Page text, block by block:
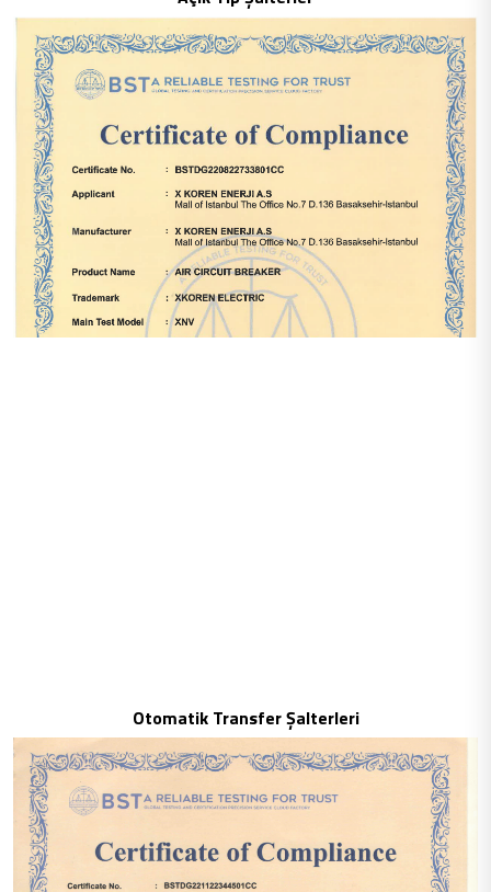
Otomatik Transfer Şalterleri